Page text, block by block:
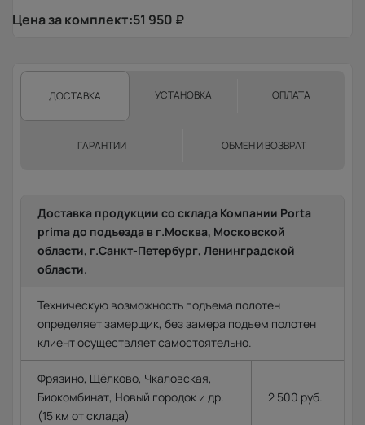
Цена за комплект:51 950 ₽
ДОСТАВКА УСТАНОВКА ОПЛАТА
ГАРАНТИИ ОБМЕН И ВОЗВРАТ
Доставка продукции со склада Компании Porta
prima до подъезда в г.Москва, Московской
области, г.Санкт-Петербург, Ленинградской
области.
Техническую возможность подъема полотен
определяет замерщик, без замера подъем полотен
клиент осуществляет самостоятельно.
Фрязино, Щёлково, Чкаловская,
Биокомбинат, Новый городок и др.
(15 км от склада)
2 500 руб.